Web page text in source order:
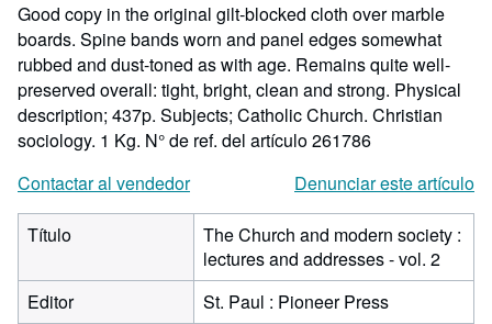
Good copy in the original gilt-blocked cloth over marble
boards. Spine bands worn and panel edges somewhat
rubbed and dust-toned as with age. Remains quite well-
preserved overall: tight, bright, clean and strong. Physical
description; 437p. Subjects; Catholic Church. Christian
sociology. 1 Kg. N° de ref. del artículo 261786
Contactar al vendedor
Denunciar este artículo
Título
The Church and modern society :
lectures and addresses - vol. 2
Editor
St. Paul : Pioneer Press